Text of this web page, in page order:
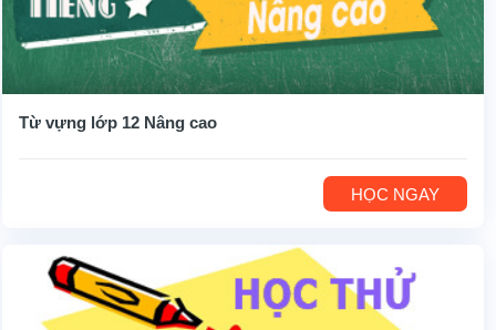
Từ vựng lớp 12 Nâng cao
HỌC NGAY